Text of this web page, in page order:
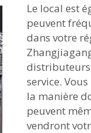
Le local est
peuvent
dans votre
distributeurs
service.
la manière
peuvent
vendront